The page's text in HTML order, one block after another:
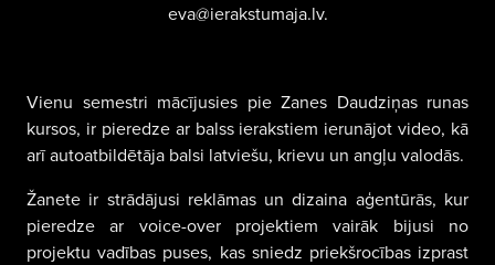
eva@ierakstumaja.lv.
Vienu semestri mācījusies pie Zanes Daudziņas runas
kursos, ir pieredze ar balss ierakstiem ierunājot video, kā
arī autoatbildētāja balsi latviešu, krievu un angļu valodās.
Žanete ir strādājusi reklāmas un dizaina aģentūrās, kur
pieredze ar voice-over projektiem vairāk bijusi no
projektu vadības puses, kas sniedz priekšrocības izprast